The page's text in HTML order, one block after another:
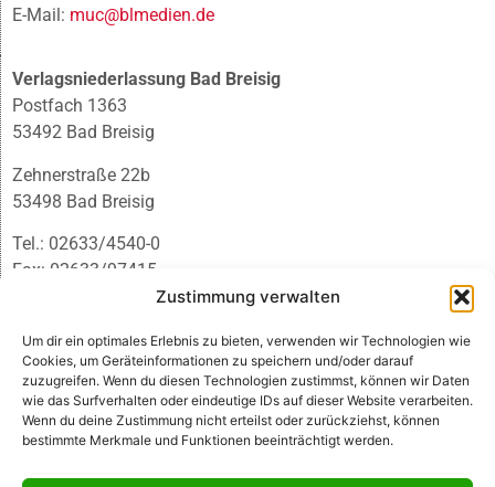
Zustimmung verwalten
Um dir ein optimales Erlebnis zu bieten, verwenden wir Technologien wie
Cookies, um Geräteinformationen zu speichern und/oder darauf
zuzugreifen. Wenn du diesen Technologien zustimmst, können wir Daten
wie das Surfverhalten oder eindeutige IDs auf dieser Website verarbeiten.
Wenn du deine Zustimmung nicht erteilst oder zurückziehst, können
bestimmte Merkmale und Funktionen beeinträchtigt werden.
E-Mail: muc@blmedien.de
Verlagsniederlassung Bad Breisig
Postfach 1363
53492 Bad Breisig
Zehnerstraße 22b
53498 Bad Breisig
Tel.: 02633/4540-0
Fax: 02633/97415
infobb@blmedien.de